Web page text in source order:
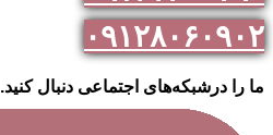
۰۹۱۲۸۰۶۰۹۰۲
ما را درشبکه‌های اجتماعی دنبال کنید.